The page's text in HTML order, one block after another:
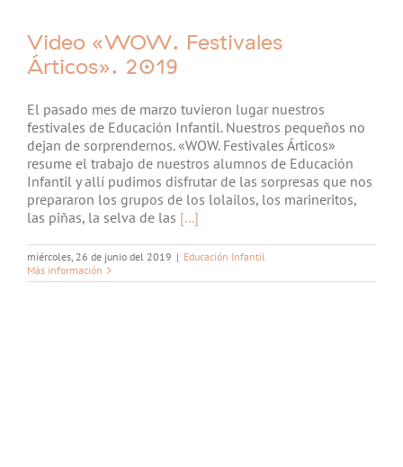
Video «WOW. Festivales
Árticos». 2019
El pasado mes de marzo tuvieron lugar nuestros
festivales de Educación Infantil. Nuestros pequeños no
dejan de sorprendernos. «WOW. Festivales Árticos»
resume el trabajo de nuestros alumnos de Educación
Infantil y allí pudimos disfrutar de las sorpresas que nos
prepararon los grupos de los lolailos, los marineritos,
las piñas, la selva de las [...]
miércoles, 26 de junio del 2019 | Educación Infantil
Más información